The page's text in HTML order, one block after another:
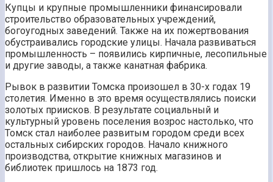
Купцы и крупные промышленники финансировали
строительство образовательных учреждений,
богоугодных заведений. Также на их пожертвования
обустраивались городские улицы. Начала развиваться
промышленность – появились кирпичные, лесопильные
и другие заводы, а также канатная фабрика.
Рывок в развитии Томска произошел в 30-х годах 19
столетия. Именно в это время осуществлялись поиски
золотых приисков. В результате социальный и
культурный уровень поселения возрос настолько, что
Томск стал наиболее развитым городом среди всех
остальных сибирских городов. Начало книжного
производства, открытие книжных магазинов и
библиотек пришлось на 1873 год.